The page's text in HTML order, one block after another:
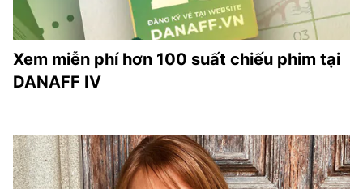
Xem miễn phí hơn 100 suất chiếu phim tại
DANAFF IV